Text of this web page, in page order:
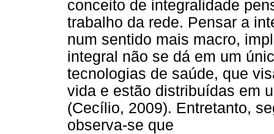
conceito de integralidade
trabalho da rede. Pensar a
num sentido mais macro,
integral não se dá em um
tecnologias de saúde, que
vida e estão distribuídas em
(Cecílio, 2009). Entretanto,
observa-se que